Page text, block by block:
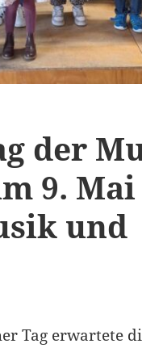
der
9. Mai
und
Tag erwartete